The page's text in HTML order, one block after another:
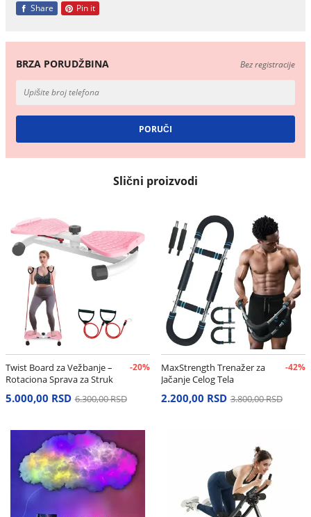
Share Pin it
BRZA PORUDŽBINA Bez registracije
Slični proizvodi
Twist Board za Vežbanje –
Rotaciona Sprava za Struk
-20%
5.000,00 RSD 6.300,00 RSD
MaxStrength Trenažer za
Jačanje Celog Tela
-42%
2.200,00 RSD 3.800,00 RSD